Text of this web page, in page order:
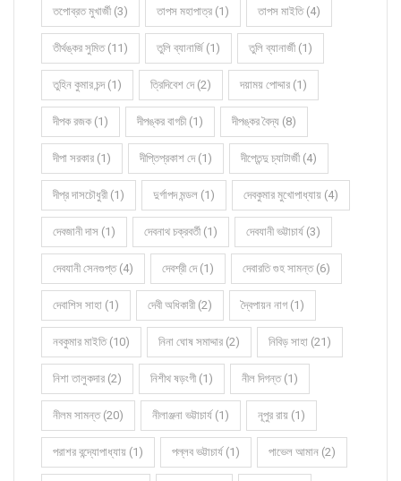
তপোব্রত মুখার্জী (3) তাপস মহাপাত্র (1) তাপস মাইতি (4)
তীর্থঙ্কর সুমিত (11) তুলি ব্যানার্জি (1) তুলি ব্যানার্জী (1)
তুহিন কুমার চন্দ (1) ত্রিদিবেশ দে (2) দয়াময় পোদ্দার (1)
দীপক রজক (1) দীপঙ্কর বাগচী (1) দীপঙ্কর বৈদ্য (8)
দীপা সরকার (1) দীপ্তিপ্রকাশ দে (1) দীপ্তেন্দু চ্যাটার্জী (4)
দীপ্র দাসচৌধুরী (1) দুর্গাপদ মন্ডল (1) দেবকুমার মুখোপাধ্যায় (4)
দেবজানী দাস (1) দেবনাথ চক্রবর্তী (1) দেবযানী ভট্টাচার্য (3)
দেবযানী সেনগুপ্ত (4) দেবশ্রী দে (1) দেবারতি গুহ সামন্ত (6)
দেবাশিস সাহা (1) দেবী অধিকারী (2) দ্বৈপায়ন নাগ (1)
নবকুমার মাইতি (10) নিনা ঘোষ সমাদ্দার (2) নিবিড় সাহা (21)
নিশা তালুকদার (2) নিশীথ ষড়ংগী (1) নীল দিগন্ত (1)
নীলম সামন্ত (20) নীলাঞ্জনা ভট্টাচার্য (1) নূপুর রায় (1)
পরাশর বন্দ্যোপাধ্যায় (1) পল্লব ভট্টাচার্য (1) পাভেল আমান (2)